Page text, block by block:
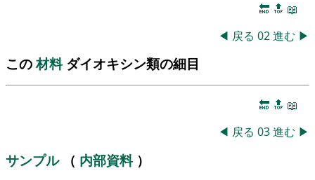
🔚 🔝 📖
◀ 戻る 02進む ▶
この材料 ダイオキシン類の細目
🔚 🔝 📖
◀ 戻る 03進む ▶
サンプル （ 内部資料 ）